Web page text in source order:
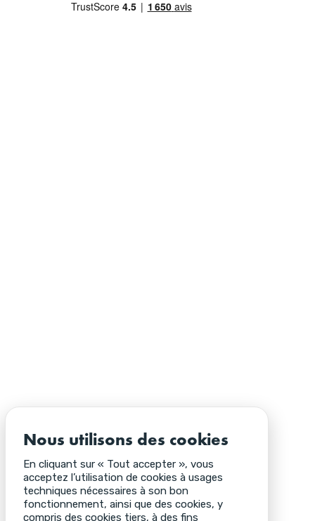
Nous utilisons des cookies
En cliquant sur « Tout accepter », vous
acceptez l’utilisation de cookies à usages
techniques nécessaires à son bon
fonctionnement, ainsi que des cookies, y
compris des cookies tiers, à des fins